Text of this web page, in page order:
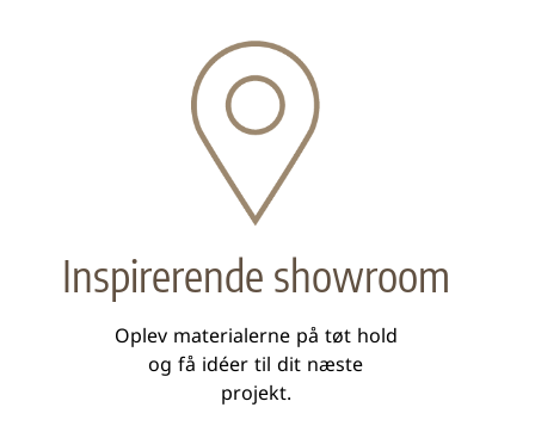
Inspirerende showroom
Oplev materialerne på tøt hold
og få idéer til dit næste
projekt.